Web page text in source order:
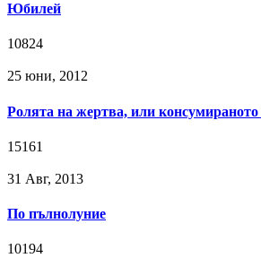
Юбилей
10824
25 юни, 2012
Ролята на жертва, или
15161
31 Авг, 2013
По пълнолуние
10194